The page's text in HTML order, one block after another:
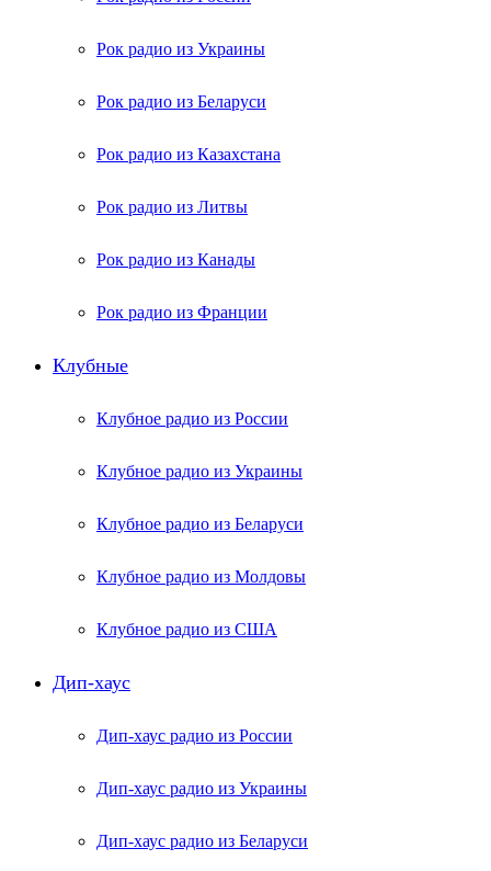
Рок радио из Украины
Рок радио из Беларуси
Рок радио из Казахстана
Рок радио из Литвы
Рок радио из Канады
Рок радио из Франции
Клубные
Клубное радио из России
Клубное радио из Украины
Клубное радио из Беларуси
Клубное радио из Молдовы
Клубное радио из США
Дип-хаус
Дип-хаус радио из России
Дип-хаус радио из Украины
Дип-хаус радио из Беларуси